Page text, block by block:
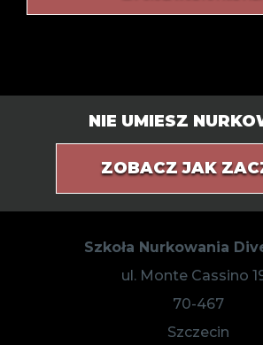
NIE UMIESZ
ZOBACZ JAK
Szkoła Nurkowania
ul. Monte Cassino
70-467
Szczecin